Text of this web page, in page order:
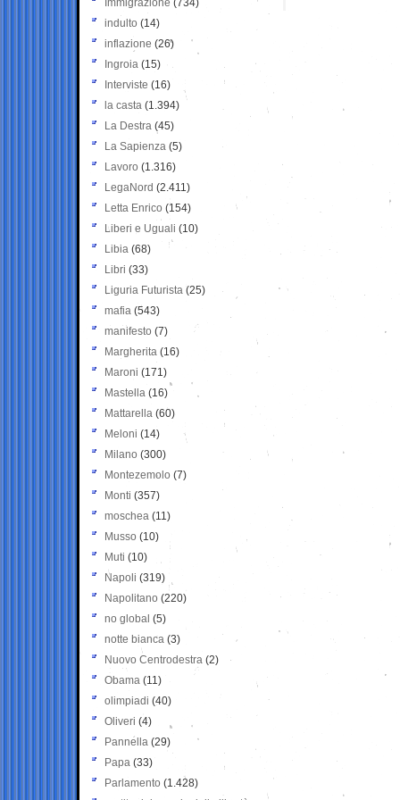
Immigrazione (734)
indulto (14)
inflazione (26)
Ingroia (15)
Interviste (16)
la casta (1.394)
La Destra (45)
La Sapienza (5)
Lavoro (1.316)
LegaNord (2.411)
Letta Enrico (154)
Liberi e Uguali (10)
Libia (68)
Libri (33)
Liguria Futurista (25)
mafia (543)
manifesto (7)
Margherita (16)
Maroni (171)
Mastella (16)
Mattarella (60)
Meloni (14)
Milano (300)
Montezemolo (7)
Monti (357)
moschea (11)
Musso (10)
Muti (10)
Napoli (319)
Napolitano (220)
no global (5)
notte bianca (3)
Nuovo Centrodestra (2)
Obama (11)
olimpiadi (40)
Oliveri (4)
Pannella (29)
Papa (33)
Parlamento (1.428)